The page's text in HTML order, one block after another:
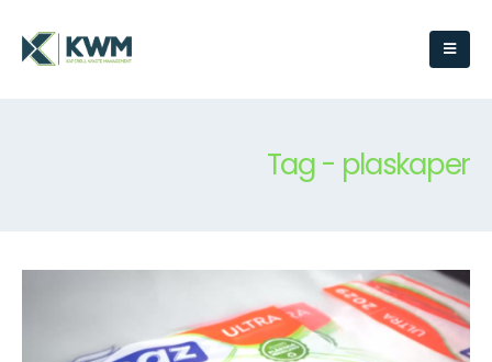
Tag - plaskaper